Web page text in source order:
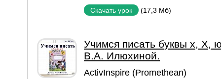
Скачать урок (17,3 Мб)
Учимся писать буквы х, Х,
В.А. Илюхиной.
ActivInspire (Promethean)